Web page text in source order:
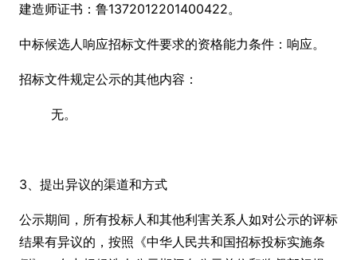
建造师证书：鲁1372012201400422。
中标候选人响应招标文件要求的资格能力条件：响应。
招标文件规定公示的其他内容：
无。
3、提出异议的渠道和方式
公示期间，所有投标人和其他利害关系人如对公示的评标
结果有异议的，按照《中华人民共和国招标投标实施条